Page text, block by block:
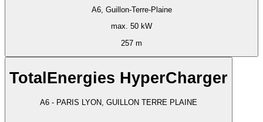
A6, Guillon-Terre-Plaine
max. 50 kW
257 m
TotalEnergies HyperCharger
A6 - PARIS LYON, GUILLON TERRE PLAINE